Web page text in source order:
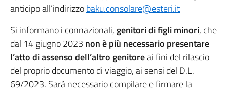
anticipo all’indirizzobaku.consolare@esteri.it
Si informano i connazionali, genitori di figli minori, che
dal 14 giugno 2023 non è più necessario presentare
l’atto di assenso dell’altro genitoreai fini del rilascio
del proprio documento di viaggio, ai sensi del D.L.
69/2023. Sarà necessario compilare e firmare la